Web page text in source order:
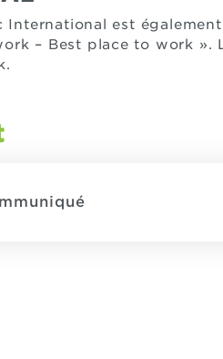
International est
– Best place to work ».